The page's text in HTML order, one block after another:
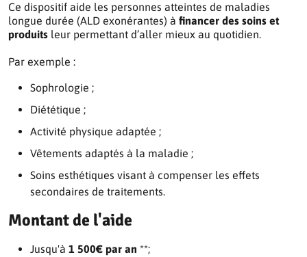
Ce dispositif aide les personnes atteintes de maladies
longue durée (ALD exonérantes) à financer des soins et
produits leur permettant d’aller mieux au quotidien.
Par exemple :
Sophrologie ;
Diététique ;
Activité physique adaptée ;
Vêtements adaptés à la maladie ;
Soins esthétiques visant à compenser les effets
secondaires de traitements.
Montant de l'aide
Jusqu'à 1 500€ par an **;